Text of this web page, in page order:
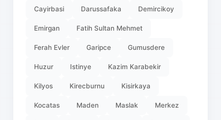
Cayirbasi Darussafaka Demircikoy
Emirgan Fatih Sultan Mehmet
Ferah Evler Garipce Gumusdere
Huzur Istinye Kazim Karabekir
Kilyos Kirecburnu Kisirkaya
Kocatas Maden Maslak Merkez